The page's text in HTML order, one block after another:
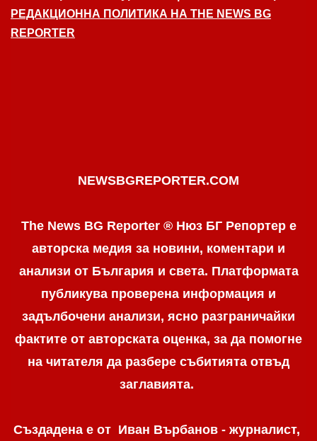
РЕДАКЦИОННА ПОЛИТИКА НА THE NEWS BG
REPORTER
NEWSBGREPORTER.COM
The News BG Reporter ® Нюз БГ Репортер е
авторска медия за новини, коментари и
анализи от България и света. Платформата
публикува проверена информация и
задълбочени анализи, ясно разграничaйки
фактите от авторската оценка, за да помогне
на читателя да разбере събитията отвъд
заглавията.
Създадена е от Иван Върбанов - журналист,